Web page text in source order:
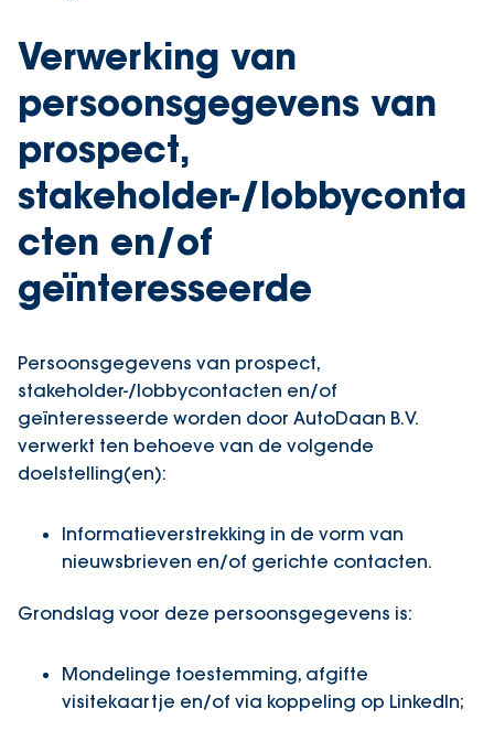
Verwerking van
persoonsgegevens van
prospect,
stakeholder-/lobbyconta
cten en/of
geïnteresseerde
Persoonsgegevens van prospect,
stakeholder-/lobbycontacten en/of
geïnteresseerde worden door AutoDaan B.V.
verwerkt ten behoeve van de volgende
doelstelling(en):
Informatieverstrekking in de vorm van
nieuwsbrieven en/of gerichte contacten.
Grondslag voor deze persoonsgegevens is:
Mondelinge toestemming, afgifte
visitekaartje en/of via koppeling op LinkedIn;